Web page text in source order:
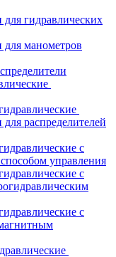
гидравлических
манометров
распределителей
с
управления
с
с